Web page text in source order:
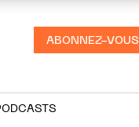
ABONNEZ-VOUS